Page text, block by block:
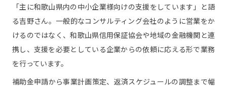
「主に和歌山県内の中小企業様向けの支援をしています」と語
る吉野さん。一般的なコンサルティング会社のように営業をか
けるのではなく、和歌山県信用保証協会や地域の金融機関と連
携し、支援を必要としている企業からの依頼に応える形で業務
を行っています。
補助金申請から事業計画策定、返済スケジュールの調整まで幅